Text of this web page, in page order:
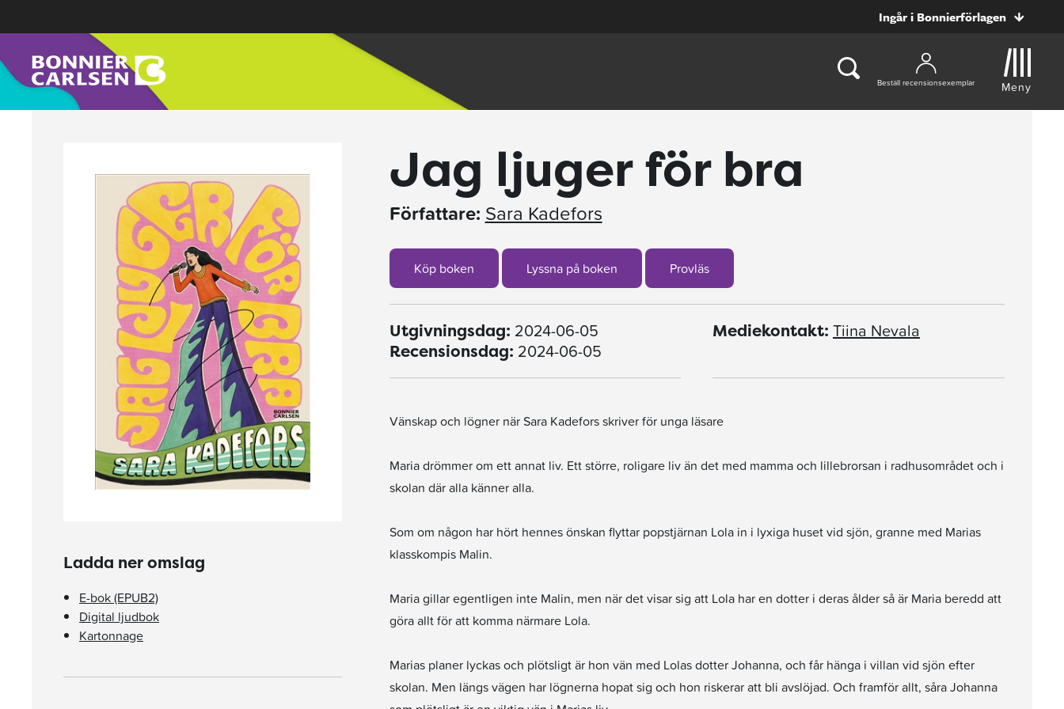
Ingår i Bonnierförlagen
Beställ recensionsexemplar Meny
Ladda ner omslag
E-bok (EPUB2)
Digital ljudbok
Kartonnage
Jag ljuger för bra
Författare: Sara Kadefors
Köp boken Lyssna på boken Provläs
Utgivningsdag: 2024-06-05
Recensionsdag: 2024-06-05
Mediekontakt: Tiina Nevala
Vänskap och lögner när Sara Kadefors skriver för unga läsare
Maria drömmer om ett annat liv. Ett större, roligare liv än det med mamma och lillebrorsan i radhusområdet och i
skolan där alla känner alla.
Som om någon har hört hennes önskan flyttar popstjärnan Lola in i lyxiga huset vid sjön, granne med Marias
klasskompis Malin.
Maria gillar egentligen inte Malin, men när det visar sig att Lola har en dotter i deras ålder så är Maria beredd att
göra allt för att komma närmare Lola.
Marias planer lyckas och plötsligt är hon vän med Lolas dotter Johanna, och får hänga i villan vid sjön efter
skolan. Men längs vägen har lögnerna hopat sig och hon riskerar att bli avslöjad. Och framför allt, såra Johanna